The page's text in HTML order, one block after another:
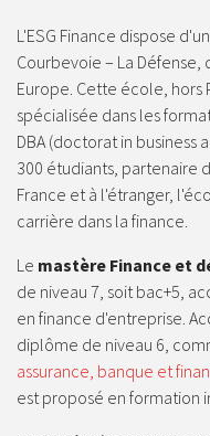
L'ESG Finance dispose
Courbevoie – La
Europe. Cette école, hors
spécialisée dans les
DBA (doctorat in business
300 étudiants, partenaire
France et à l'étranger,
carrière dans la finance.
Le mastère Finance et
de niveau 7, soit bac+5,
en finance d'entreprise.
diplôme de niveau 6,
assurance, banque et
est proposé en formation